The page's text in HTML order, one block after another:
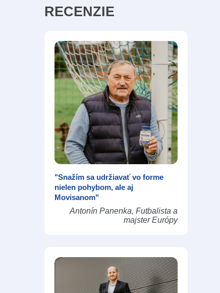
RECENZIE
"Snažím sa udržiavať vo forme
nielen pohybom, ale aj
Movisanom"
Antonín Panenka, Futbalista a
majster Európy